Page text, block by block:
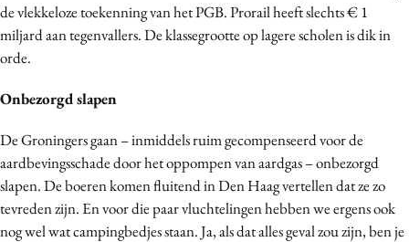
de vlekkeloze toekenning van het PGB. Prorail heeft slechts € 1
miljard aan tegenvallers. De klassegrootte op lagere scholen is dik in
orde.
Onbezorgd slapen
De Groningers gaan – inmiddels ruim gecompenseerd voor de
aardbevingsschade door het oppompen van aardgas – onbezorgd
slapen. De boeren komen fluitend in Den Haag vertellen dat ze zo
tevreden zijn. En voor die paar vluchtelingen hebben we ergens ook
nog wel wat campingbedjes staan. Ja, als dat alles geval zou zijn, ben je